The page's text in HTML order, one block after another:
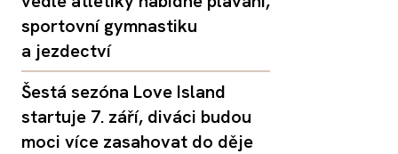
sportovní gymnastiku
a jezdectví
Šestá sezóna Love Island
startuje 7. září, diváci budou
moci více zasahovat do děje